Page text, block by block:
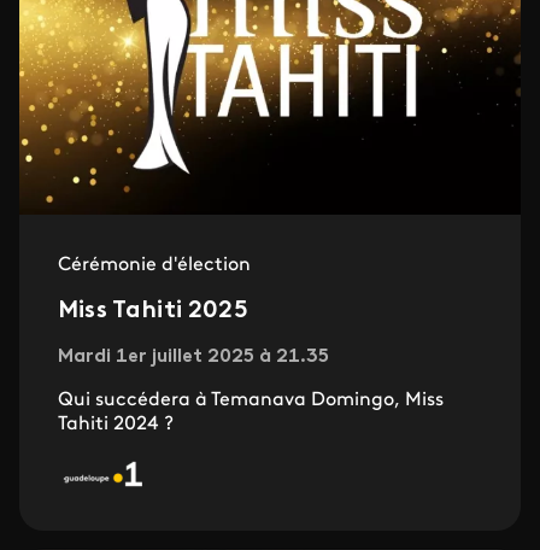
Cérémonie d'élection
Miss Tahiti 2025
Mardi 1er juillet 2025 à 21.35
Qui succédera à Temanava Domingo, Miss
Tahiti 2024 ?